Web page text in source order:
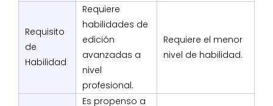
Requisito
de
Habilidad
Requiere
habilidades de
edición
avanzadas a
nivel
profesional.
Requiere el menor
nivel de habilidad.
Es propenso a